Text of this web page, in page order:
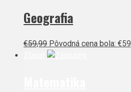
Geografia
€59,99 Pôvodná cena bola: